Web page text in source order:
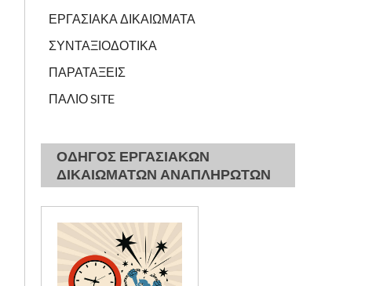
ΕΡΓΑΣΙΑΚΑ ΔΙΚΑΙΩΜΑΤΑ
ΣΥΝΤΑΞΙΟΔΟΤΙΚΑ
ΠΑΡΑΤΑΞΕΙΣ
ΠΑΛΙΟ SITE
ΟΔΗΓΟΣ ΕΡΓΑΣΙΑΚΩΝ
ΔΙΚΑΙΩΜΑΤΩΝ ΑΝΑΠΛΗΡΩΤΩΝ